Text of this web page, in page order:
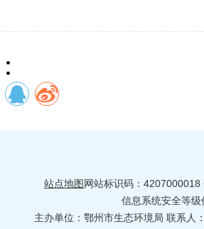
站点地图网站标识码：
信息系统安全等
主办单位：鄂州市生态环境局 联系人